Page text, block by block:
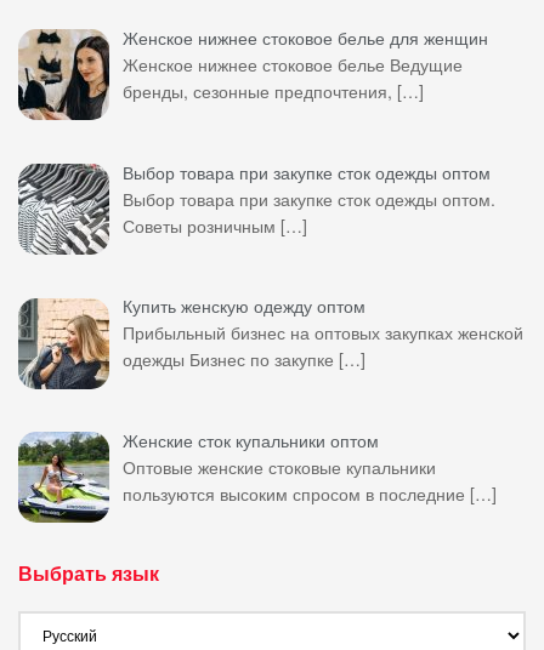
Женское нижнее стоковое белье для женщин
Женское нижнее стоковое белье Ведущие
бренды, сезонные предпочтения, […]
Выбор товара при закупке сток одежды оптом
Выбор товара при закупке сток одежды оптом.
Советы розничным […]
Купить женскую одежду оптом
Прибыльный бизнес на оптовых закупках женской
одежды Бизнес по закупке […]
Женские сток купальники оптом
Оптовые женские стоковые купальники
пользуются высоким спросом в последние […]
Выбрать язык